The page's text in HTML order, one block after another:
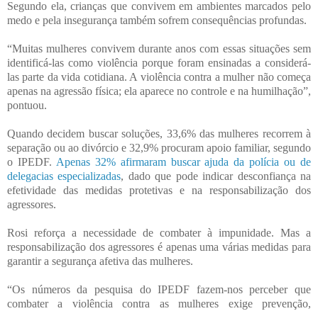
Segundo ela, crianças que convivem em ambientes marcados pelo
medo e pela insegurança também sofrem consequências profundas.
“Muitas mulheres convivem durante anos com essas situações sem
identificá-las como violência porque foram ensinadas a considerá-
las parte da vida cotidiana. A violência contra a mulher não começa
apenas na agressão física; ela aparece no controle e na humilhação”,
pontuou.
Quando decidem buscar soluções, 33,6% das mulheres recorrem à
separação ou ao divórcio e 32,9% procuram apoio familiar, segundo
o IPEDF. Apenas 32% afirmaram buscar ajuda da polícia ou de
delegacias especializadas, dado que pode indicar desconfiança na
efetividade das medidas protetivas e na responsabilização dos
agressores.
Rosi reforça a necessidade de combater à impunidade. Mas a
responsabilização dos agressores é apenas uma várias medidas para
garantir a segurança afetiva das mulheres.
“Os números da pesquisa do IPEDF fazem-nos perceber que
combater a violência contra as mulheres exige prevenção,